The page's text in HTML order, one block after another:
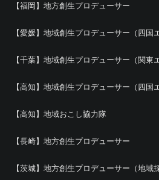
【福岡】地方創生プロデューサー
【愛媛】地域創生プロデューサー（四国
【千葉】地域創生プロデューサー（関東
【高知】地域創生プロデューサー（四国
【高知】地域おこし協力隊
【長崎】地方創生プロデューサー
【茨城】地方創生プロデューサー（地